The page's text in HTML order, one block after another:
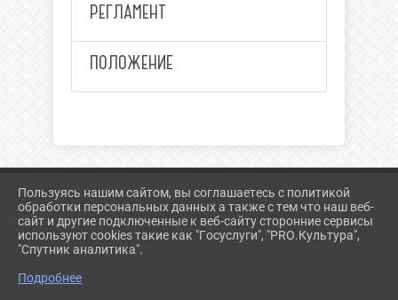
РЕГЛАМЕНТ
ПОЛОЖЕНИЕ
2026 Г. SOVET.PAVL23.RU
ВХОД
КАРТА САЙТА
ПОЛИТИКА ОБРАБОТКИ ПЕРСОНАЛЬНЫХ ДАННЫХ
СДЕЛАНО НА KUBCMS
Пользуясь нашим сайтом, вы соглашаетесь с политикой
обработки персональных данных а также с тем что наш веб-
сайт и другие подключенные к веб-сайту сторонние сервисы
используют cookies такие как "Госуслуги", "PRO.Культура",
"Спутник аналитика".
Подробнее